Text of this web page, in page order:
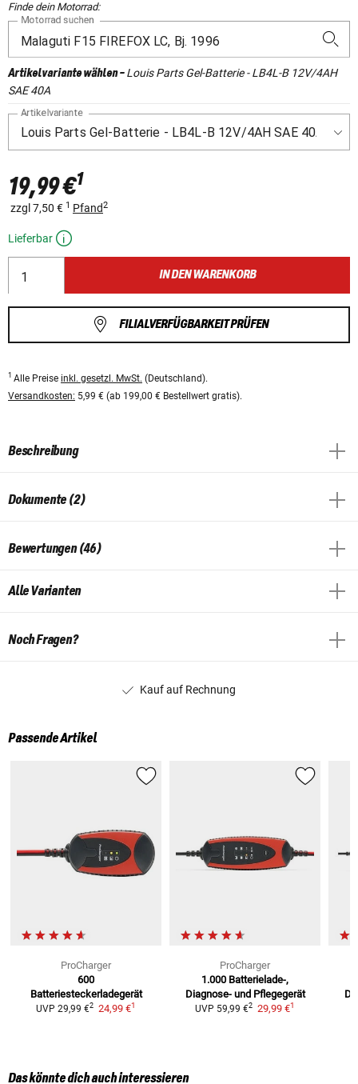
Finde dein Motorrad:
Motorrad suchen
Artikelvariante wählen-Louis Parts Gel-Batterie - LB4L-B 12V/4AH
SAE 40A
Artikelvariante
19,99 €1
zzgl 7,50 € 1 Pfand2
Lieferbar
IN DEN WARENKORB
FILIALVERFÜGBARKEIT PRÜFEN
1 Alle Preise inkl. gesetzl. MwSt. (Deutschland).
Versandkosten: 5,99 € (ab 199,00 € Bestellwert gratis).
Beschreibung
Dokumente (2)
Bewertungen (46)
Alle Varianten
Noch Fragen?
Kauf auf Rechnung
Passende Artikel
ProCharger
600
Batteriesteckerladegerät
UVP 29,99 €2 24,99 €1
ProCharger
1.000 Batterielade-,
Diagnose- und Pflegegerät
UVP 59,99 €2 29,99 €1
Das könnte dich auch interessieren